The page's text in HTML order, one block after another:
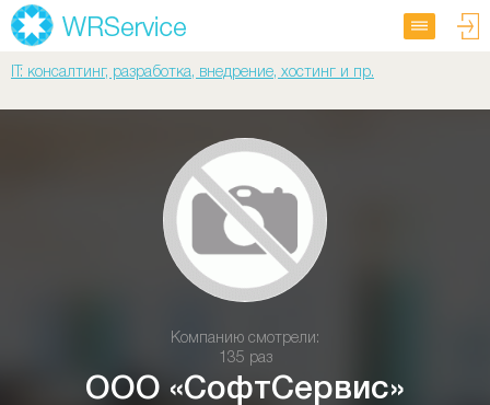
IT: консалтинг, разработка, внедрение, хостинг и пр.
Компанию смотрели:
135 раз
ООО «СофтСервис»